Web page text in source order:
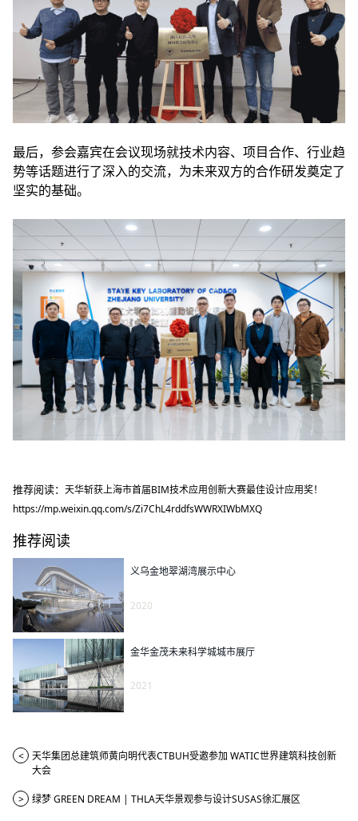
最后，参会嘉宾在会议现场就技术内容、项目合作、行业趋
势等话题进行了深入的交流，为未来双方的合作研发奠定了
坚实的基础。
推荐阅读： 天华斩获上海市首届BIM技术应用创新大赛最佳设计应用奖！
https://mp.weixin.qq.com/s/Zi7ChL4rddfsWWRXIWbMXQ
推荐阅读
义乌金地翠湖湾展示中心
2020
金华金茂未来科学城城市展厅
2021
<
天华集团总建筑师黄向明代表CTBUH受邀参加 WATIC世界建筑科技创新
大会
> 绿梦 GREEN DREAM | THLA天华景观参与设计SUSAS徐汇展区